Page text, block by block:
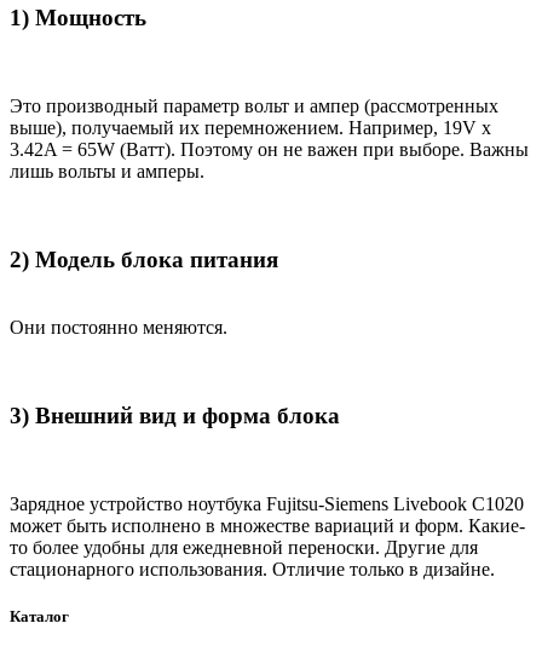
1) Мощность
Это производный параметр вольт и ампер (рассмотренных
выше), получаемый их перемножением. Например, 19V x
3.42A = 65W (Ватт). Поэтому он не важен при выборе. Важны
лишь вольты и амперы.
2) Модель блока питания
Они постоянно меняются.
3) Внешний вид и форма блока
Зарядное устройство ноутбука Fujitsu-Siemens Livebook C1020
может быть исполнено в множестве вариаций и форм. Какие-
то более удобны для ежедневной переноски. Другие для
стационарного использования. Отличие только в дизайне.
Каталог